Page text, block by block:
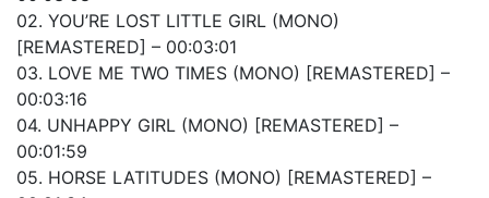
02. YOU’RE LOST LITTLE GIRL (MONO)
[REMASTERED] – 00:03:01
03. LOVE ME TWO TIMES (MONO) [REMASTERED] –
00:03:16
04. UNHAPPY GIRL (MONO) [REMASTERED] –
00:01:59
05. HORSE LATITUDES (MONO) [REMASTERED] –